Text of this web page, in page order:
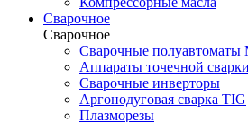
Сварочное
Сварочное
Сварочные полуавтоматы
Аппараты точечной сварки
Сварочные инверторы
Аргонодуговая сварка TIG
Плазморезы